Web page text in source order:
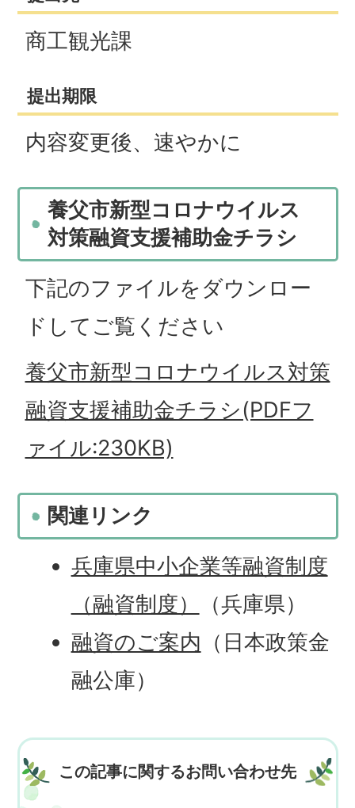
商工観光課
提出期限
内容変更後、速やかに
養父市新型コロナウイルス
対策融資支援補助金チラシ
下記のファイルをダウンロー
ドしてご覧ください
養父市新型コロナウイルス対策
融資支援補助金チラシ(PDFフ
ァイル:230KB)
関連リンク
兵庫県中小企業等融資制度
（融資制度）
（兵庫県）
融資のご案内 （日本政策金
融公庫）
この記事に関するお問い合わせ先